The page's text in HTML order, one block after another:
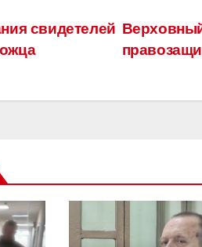
а
в
ть
свидетелей